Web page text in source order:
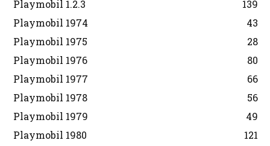
Playmobil 1.2.3
139
Playmobil 1974
43
Playmobil 1975
28
Playmobil 1976
80
Playmobil 1977
66
Playmobil 1978
56
Playmobil 1979
49
Playmobil 1980
121